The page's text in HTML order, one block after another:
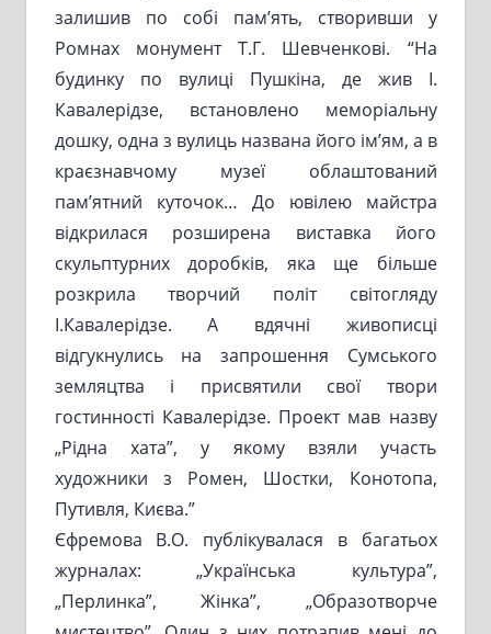
залишив по собі пам’ять, створивши у
Ромнах монумент Т.Г. Шевченкові. “На
будинку по вулиці Пушкіна, де жив І.
Кавалерідзе, встановлено меморіальну
дошку, одна з вулиць названа його ім’ям, а в
краєзнавчому музеї облаштований
пам’ятний куточок… До ювілею майстра
відкрилася розширена виставка його
скульптурних доробків, яка ще більше
розкрила творчий політ світогляду
І.Кавалерідзе. А вдячні живописці
відгукнулись на запрошення Сумського
земляцтва і присвятили свої твори
гостинності Кавалерідзе. Проект мав назву
„Рідна хата”, у якому взяли участь
художники з Ромен, Шостки, Конотопа,
Путивля, Києва.”
Єфремова В.О. публікувалася в багатьох
журналах: „Українська культура”,
„Перлинка”, Жінка”, „Образотворче